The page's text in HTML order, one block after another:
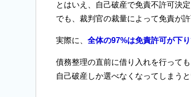
とはいえ、自己破産で免責不許可決
でも、裁判官の裁量によって免責が
実際に、 全体の97%は免責許可が下
債務整理の直前に借り入れを行って
自己破産しか選べなくなってしまう